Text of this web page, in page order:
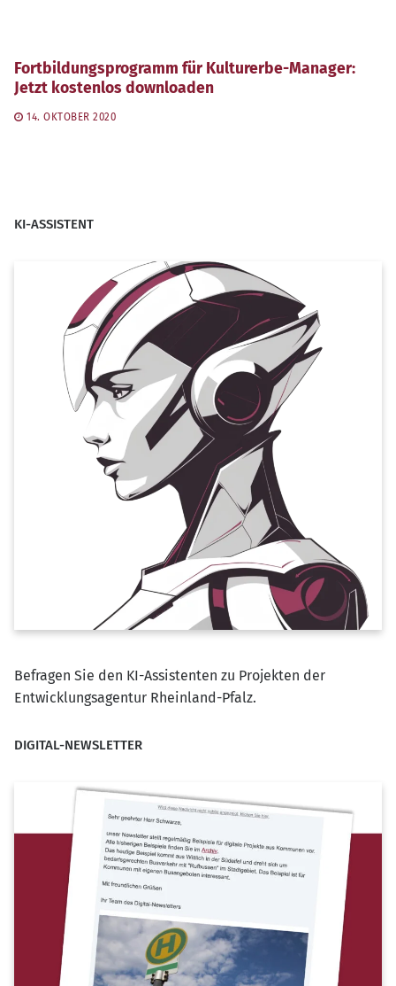
Fortbildungsprogramm für Kulturerbe-Manager:
Jetzt kostenlos downloaden
14. OKTOBER 2020
KI-ASSISTENT
Befragen Sie den KI-Assistenten zu Projekten der
Entwicklungsagentur Rheinland-Pfalz.
DIGITAL-NEWSLETTER